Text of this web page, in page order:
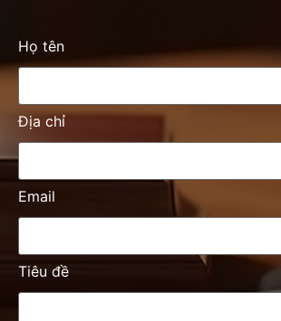
Họ tên
Địa chỉ
Email
Tiêu đề